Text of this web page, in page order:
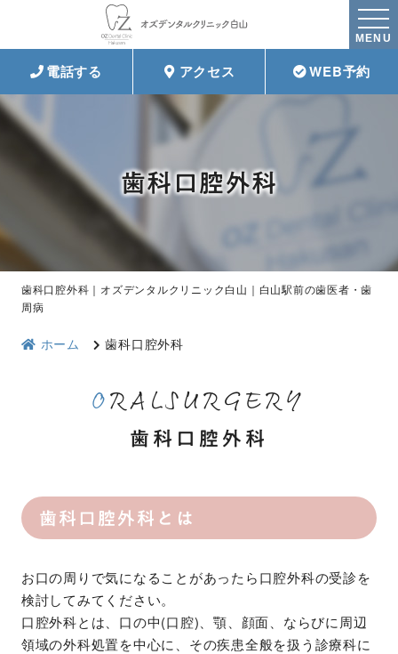
MENU
電話する アクセス WEB予約
歯科口腔外科
歯科口腔外科｜オズデンタルクリニック白山｜白山駅前の歯医者・歯
周病
ホーム 歯科口腔外科
歯科口腔外科
歯科口腔外科とは
お口の周りで気になることがあったら口腔外科の受診を
検討してみてください。
口腔外科とは、口の中(口腔)、顎、顔面、ならびに周辺
領域の外科処置を中心に、その疾患全般を扱う診療科に